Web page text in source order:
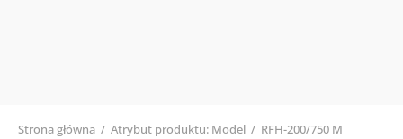
Strona główna / Atrybut produktu: Model / RFH-200/750 M